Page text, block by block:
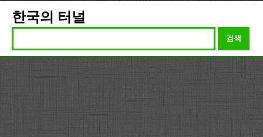
한국의 터널
검색